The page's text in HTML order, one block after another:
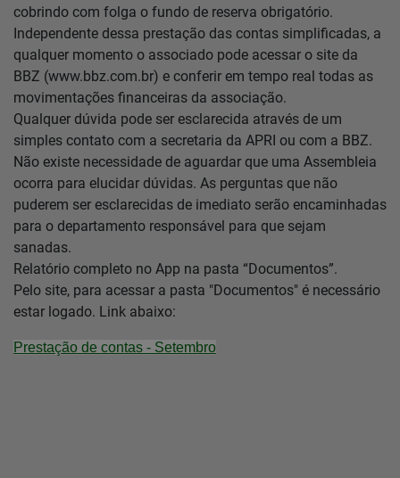
cobrindo com folga o fundo de reserva obrigatório.
Independente dessa prestação das contas simplificadas, a
qualquer momento o associado pode acessar o site da
BBZ (www.bbz.com.br) e conferir em tempo real todas as
movimentações financeiras da associação.
Qualquer dúvida pode ser esclarecida através de um
simples contato com a secretaria da APRI ou com a BBZ.
Não existe necessidade de aguardar que uma Assembleia
ocorra para elucidar dúvidas. As perguntas que não
puderem ser esclarecidas de imediato serão encaminhadas
para o departamento responsável para que sejam
sanadas.
Relatório completo no App na pasta “Documentos”.
Pelo site, para acessar a pasta "Documentos" é necessário
estar logado. Link abaixo:
Prestação de contas - Setembro